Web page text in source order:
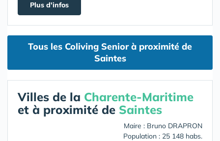
Plus d'infos
Tous les Coliving Senior à proximité de
Saintes
Villes de la Charente-Maritime
et à proximité de Saintes
Maire : Bruno DRAPRON
Population : 25 148 habs.